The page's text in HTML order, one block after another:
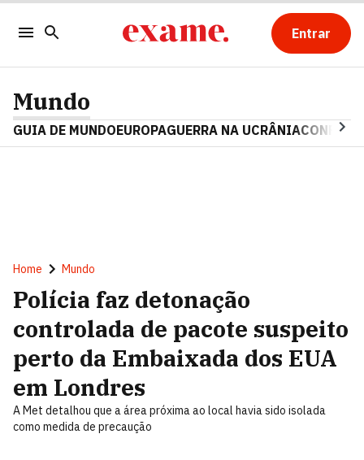
Entrar
Mundo
GUIA DE MUNDOEUROPAGUERRA NA UCRÂNIA
Home Mundo
Polícia faz detonação
controlada de pacote suspeito
perto da Embaixada dos EUA
em Londres
A Met detalhou que a área próxima ao local havia sido isolada
como medida de precaução